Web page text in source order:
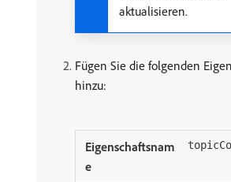
aktualisieren.
Fügen Sie die folgenden
hinzu: